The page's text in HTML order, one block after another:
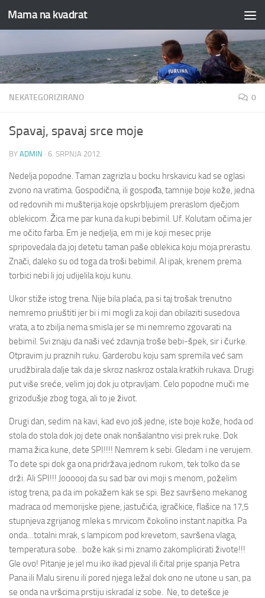
Skip to content
Mama na kvadrat
NEKATEGORIZIRANO 0
Spavaj, spavaj srce moje
BY ADMIN · 6. SRPNJA 2012.
Nedelja popodne. Taman zagrizla u bocku hrskavicu kad se oglasi
zvono na vratima. Gospodična, ili gospođa, tamnije boje kože, jedna
od redovnih mi mušterija koje opskrbljujem preraslom dječjom
oblekicom. Žica me par kuna da kupi bebimil. Uf. Kolutam očima jer
me očito farba. Em je nedjelja, em mi je koji mesec prije
spripovedala da joj detetu taman paše oblekica koju moja prerastu.
Znači, daleko su od toga da troši bebimil. Al ipak, krenem prema
torbici nebi li joj udijelila koju kunu.
Ukor stiže istog trena. Nije bila plaća, pa si taj trošak trenutno
nemremo priuštiti jer bi i mi mogli za koji dan obilaziti susedova
vrata, a to zbilja nema smisla jer se mi nemremo zgovarati na
bebimil. Svi znaju da naši već zdavnja troše bebi-špek, sir i čurke.
Otpravim ju praznih ruku. Garderobu koju sam spremila već sam
urudžbirala dalje tak da je skroz naskroz ostala kratkih rukava. Drugi
put više sreće, velim joj dok ju otpravljam. Celo popodne muči me
grizodušje zbog toga, ali to je život.
Drugi dan, sedim na kavi, kad evo još jedne, iste boje kože, hoda od
stola do stola dok joj dete onak nonšalantno visi prek ruke. Dok
mama žica kune, dete SPI!!!! Nemrem k sebi. Gledam i ne verujem.
To dete spi dok ga ona pridržava jednom rukom, tek tolko da se
drži. Ali SPI!!! Joooooj da su sad bar ovi moji s menom, poželim
istog trena, pa da im pokažem kak se spi. Bez savršeno mekanog
madraca od memorijske pjene, jastučića, igračkice, flašice na 17,5
stupnjeva zgrijanog mleka s mrvicom čokolino instant napitka. Pa
onda…totalni mrak, s lampicom pod krevetom, savršena vlaga,
temperatura sobe…bože kak si mi znamo zakomplicirati živote!!!
Gle ovo! Pitanje je jel mu iko ikad pjeval ili čital prije spanja Petra
Pana ili Malu sirenu ili pored njega ležal dok ono ne utone u san, pa
se onda na vršcima prstiju iskradal iz sobe. Ne, to detešce je